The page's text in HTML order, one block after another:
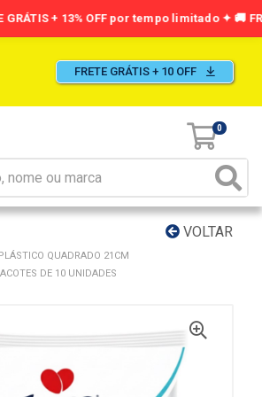
FRETE GRÁTIS + 10 OFF
0
VOLTAR
QUADRADO 21CM
DE 10 UNIDADES